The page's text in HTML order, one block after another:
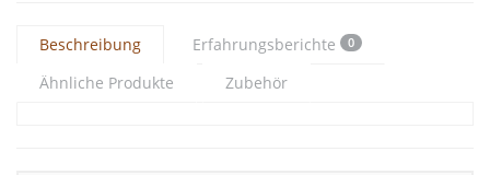
Beschreibung Erfahrungsberichte 0
Ähnliche Produkte Zubehör